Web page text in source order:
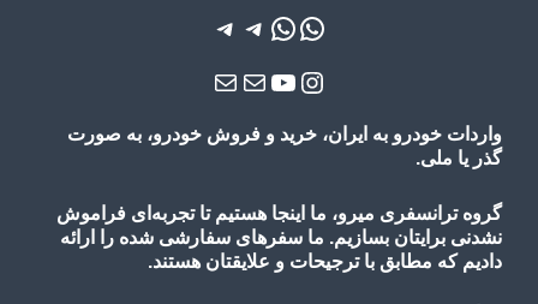
واتس‌اپ
واتس‌اپ
تلگرامتلگرام
اینستاگرم
یوتیوب
ایمیلایمیل
واردات خودرو به ایران، خرید و فروش خودرو، به صورت
گذر یا ملی.
گروه ترانسفری میرو، ما اینجا هستیم تا تجربه‌ای فراموش
نشدنی برایتان بسازیم. ما سفرهای سفارشی شده را ارائه
دادیم که مطابق با ترجیحات و علایقتان هستند.